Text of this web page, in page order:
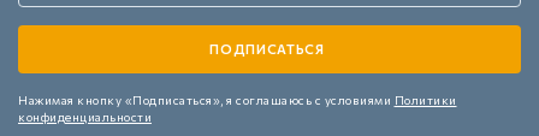
Нажимая кнопку «Подписаться», я соглашаюсь с условиями Политики
конфиденциальности